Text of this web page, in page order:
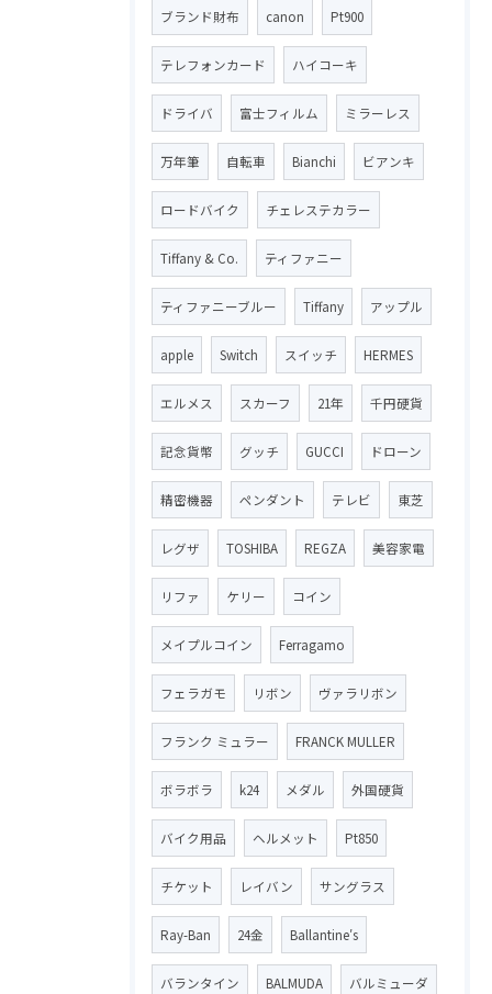
ブランド財布 canon Pt900
テレフォンカード ハイコーキ
ドライバ 富士フィルム ミラーレス
万年筆 自転車 Bianchi ビアンキ
ロードバイク チェレステカラー
Tiffany & Co. ティファニー
ティファニーブルー Tiffany アップル
apple Switch スイッチ HERMES
エルメス スカーフ 21年 千円硬貨
記念貨幣 グッチ GUCCI ドローン
精密機器 ペンダント テレビ 東芝
レグザ TOSHIBA REGZA 美容家電
リファ ケリー コイン
メイプルコイン Ferragamo
フェラガモ リボン ヴァラリボン
フランク ミュラー FRANCK MULLER
ボラボラ k24 メダル 外国硬貨
バイク用品 ヘルメット Pt850
チケット レイバン サングラス
Ray-Ban 24金 Ballantine′s
バランタイン BALMUDA バルミューダ